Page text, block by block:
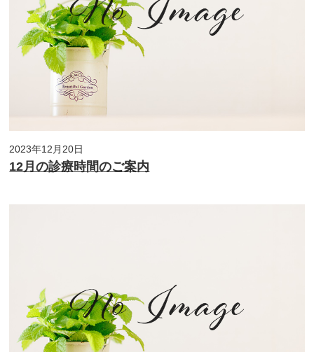
2023年12月20日
12月の診療時間のご案内